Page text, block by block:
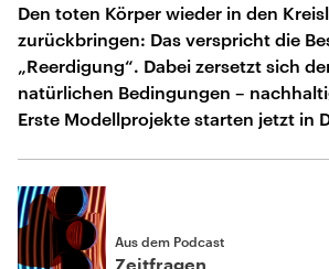
Den toten Körper wieder in den
zurückbringen: Das verspricht die
„Reerdigung“. Dabei zersetzt sich
natürlichen Bedingungen –
Erste Modellprojekte starten jetzt in
Aus dem Podcast